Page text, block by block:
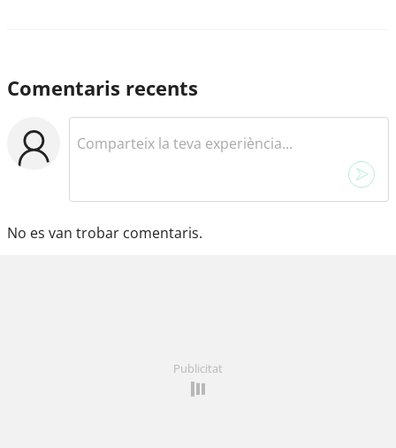
Comentaris recents
No es van trobar comentaris.
Publicitat